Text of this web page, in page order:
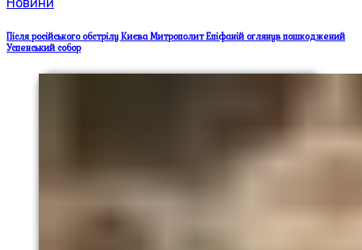
Після російського обстрілу Києва Митрополит Епіфаній оглянув пошкоджений
Успенський собор